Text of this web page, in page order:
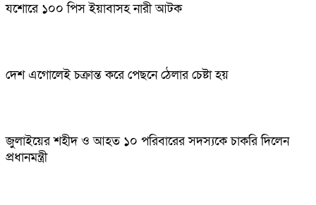
যশোরে ১০০ পিস ইয়াবাসহ নারী আটক
দেশ এগোলেই চক্রান্ত করে পেছনে ঠেলার চেষ্টা হয়
জুলাইয়ের শহীদ ও আহত ১০ পরিবারের সদস্যকে চাকরি দিলেন
প্রধানমন্ত্রী